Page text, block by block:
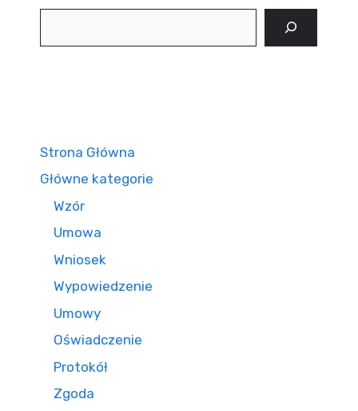
Strona Główna
Główne kategorie
Wzór
Umowa
Wniosek
Wypowiedzenie
Umowy
Oświadczenie
Protokół
Zgoda